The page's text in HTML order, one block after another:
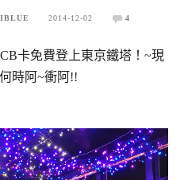
2014-12-02 4
卡免費登上東京鐵塔！~現
時阿~衝阿!!